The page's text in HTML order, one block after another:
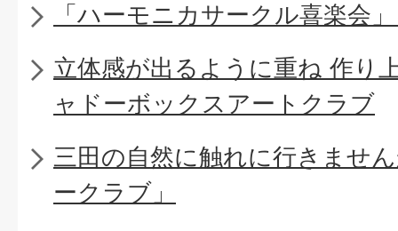
「ハーモニカサークル喜楽会
立体感が出るように重ね 作り
ャドーボックスアートクラブ
三田の自然に触れに行きませ
ークラブ」